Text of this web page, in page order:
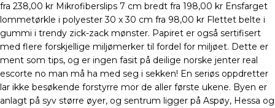
fra 238,00 kr Mikrofiberslips 7 cm bredt fra 198,00 kr Ensfarget
lommetørkle i polyester 30 x 30 cm fra 98,00 kr Flettet belte i
gummi i trendy zick-zack mønster. Papiret er også sertifisert
med flere forskjellige miljømerker til fordel for miljøet. Dette er
ment som tips, og er ingen fasit på deilige norske jenter real
escorte no man må ha med seg i sekken! En seriøs oppdretter
lar ikke besøkende forstyrre mor de aller første ukene. Byen er
anlagt på syv større øyer, og sentrum ligger på Aspøy, Hessa og